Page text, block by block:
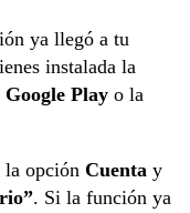
ya llegó a tu
instalada la
Google Play o la
la opción Cuenta y
. Si la función ya